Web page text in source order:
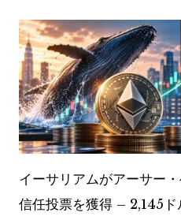
イーサリアムがアーサー
信任投票を獲得 – 2,145ド